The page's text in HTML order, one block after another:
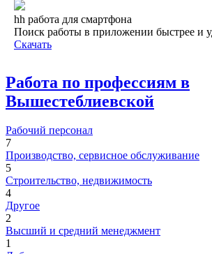
hh работа для смартфона
Поиск работы в приложении быстрее и
Скачать
Работа по профессиям в
Вышестеблиевской
Рабочий персонал
7
Производство, сервисное обслуживание
5
Строительство, недвижимость
4
Другое
2
Высший и средний менеджмент
1